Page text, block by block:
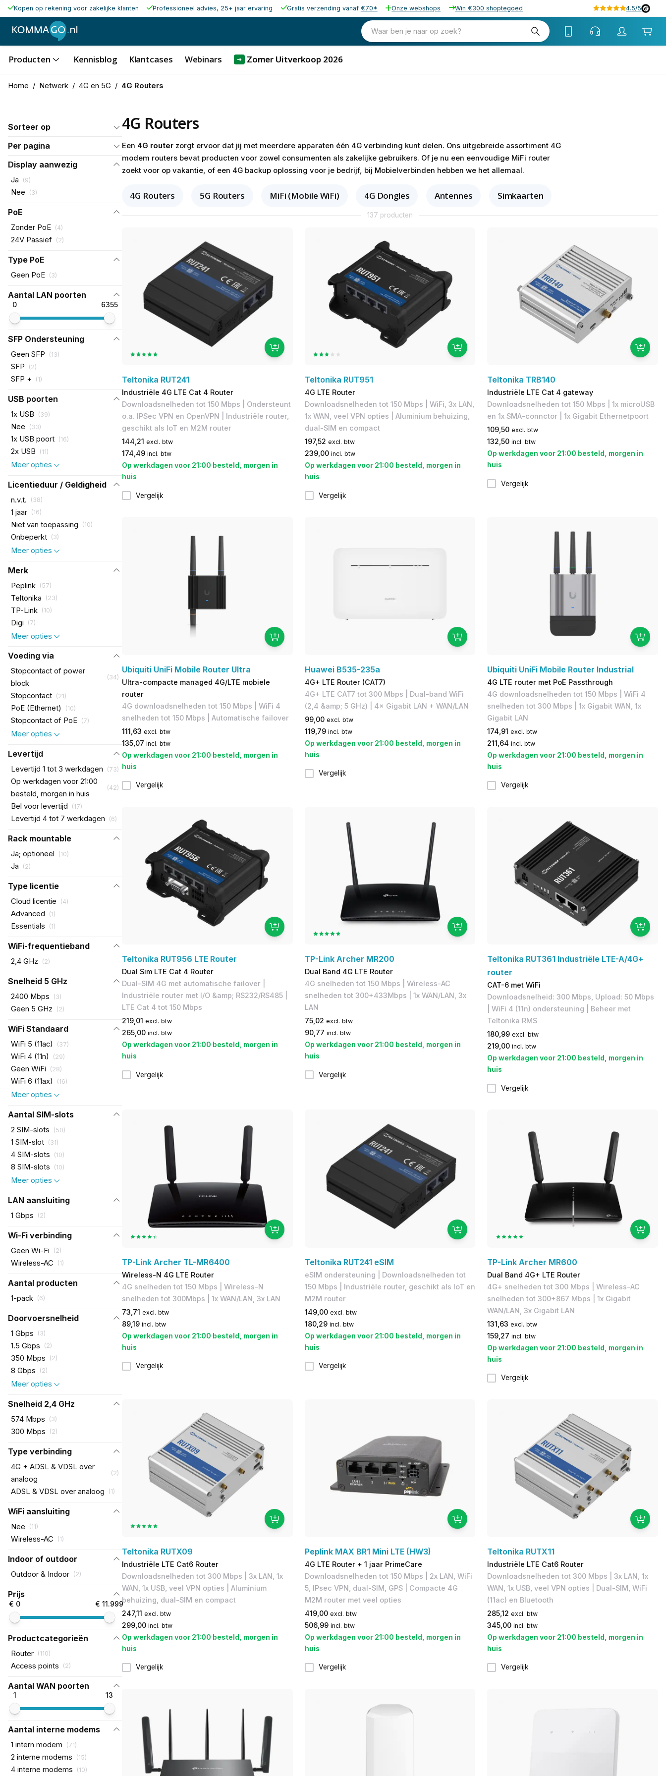
Kopen op rekening voor zakelijke klanten Professioneel advies, 25+ jaar ervaring Gratis verzending vanaf €70* Onze webshops Win €300 shoptegoed 4.5/5
Waar ben je naar op zoek?
Producten Kennisblog Klantcases Webinars ➜ Zomer Uitverkoop 2026
Home / Netwerk / 4G en 5G / 4G Routers
Sorteer op
Per pagina
Display aanwezig
Ja (9)
Nee (3)
PoE
Zonder PoE (4)
24V Passief (2)
Type PoE
Geen PoE (3)
Aantal LAN poorten
0 6355
SFP Ondersteuning
Geen SFP (13)
SFP (2)
SFP + (1)
USB poorten
1x USB (39)
Nee (33)
1x USB poort (16)
2x USB (11)
Meer opties
Licentieduur / Geldigheid
n.v.t. (38)
1 jaar (16)
Niet van toepassing (10)
Onbeperkt (3)
Meer opties
Merk
Peplink (57)
Teltonika (23)
TP-Link (10)
Digi (7)
Meer opties
Voeding via
Stopcontact of power
block
(34)
Stopcontact (21)
PoE (Ethernet) (10)
Stopcontact of PoE (7)
Meer opties
Levertijd
Levertijd 1 tot 3 werkdagen (73)
Op werkdagen voor 21:00
besteld, morgen in huis
(42)
Bel voor levertijd (17)
Levertijd 4 tot 7 werkdagen (6)
Rack mountable
Ja; optioneel (10)
Ja (2)
Type licentie
Cloud licentie (4)
Advanced (1)
Essentials (1)
WiFi-frequentieband
2,4 GHz (2)
Snelheid 5 GHz
2400 Mbps (3)
Geen 5 GHz (2)
WiFi Standaard
WiFi 5 (11ac) (37)
WiFi 4 (11n) (29)
Geen WiFi (28)
WiFi 6 (11ax) (16)
Meer opties
Aantal SIM-slots
2 SIM-slots (50)
1 SIM-slot (31)
4 SIM-slots (10)
8 SIM-slots (10)
Meer opties
LAN aansluiting
1 Gbps (2)
Wi-Fi verbinding
Geen Wi-Fi (2)
Wireless-AC (1)
Aantal producten
1-pack (6)
Doorvoersnelheid
1 Gbps (3)
1.5 Gbps (2)
350 Mbps (2)
8 Gbps (2)
Meer opties
Snelheid 2,4 GHz
574 Mbps (3)
300 Mbps (2)
Type verbinding
4G + ADSL & VDSL over
analoog
(2)
ADSL & VDSL over analoog (1)
WiFi aansluiting
Nee (11)
Wireless-AC (1)
Indoor of outdoor
Outdoor & Indoor (2)
Prijs
€ 0 € 11.999
Productcategorieën
Router (110)
Access points (2)
Aantal WAN poorten
1 13
Aantal interne modems
1 intern modem (71)
2 interne modems (15)
4 interne modems (10)
4G Routers
Een 4G routerzorgt ervoor dat jij met meerdere apparaten één 4G verbinding kunt delen. Ons uitgebreide assortiment 4G
modem routers bevat producten voor zowel consumenten als zakelijke gebruikers. Of je nu een eenvoudige MiFi router
zoekt voor op vakantie, of een 4G backup oplossing voor je bedrijf, bij Mobielverbinden hebben we het allemaal.
4G Routers 5G Routers MiFi (Mobile WiFi) 4G Dongles Antennes Simkaarten
137 producten
Teltonika RUT241
Industriële 4G LTE Cat 4 Router
Downloadsnelheden tot 150 Mbps | Ondersteunt
o.a. IPSec VPN en OpenVPN | Industriële router,
geschikt als IoT en M2M router
144,21 excl. btw
174,49 incl. btw
Op werkdagen voor 21:00 besteld, morgen in
huis
Vergelijk
Teltonika RUT951
4G LTE Router
Downloadsnelheden tot 150 Mbps​ | WiFi, 3x LAN,
1x WAN, veel VPN opties | Aluminium behuizing,
dual-SIM en compact
197,52 excl. btw
239,00 incl. btw
Op werkdagen voor 21:00 besteld, morgen in
huis
Vergelijk
Teltonika TRB140
Industriële LTE Cat 4 gateway
Downloadsnelheden tot 150 Mbps​ | 1x microUSB
en 1x SMA-connctor | 1x Gigabit Ethernetpoort
109,50 excl. btw
132,50 incl. btw
Op werkdagen voor 21:00 besteld, morgen in
huis
Vergelijk
Ubiquiti UniFi Mobile Router Ultra
Ultra-compacte managed 4G/LTE mobiele
router
4G downloadsnelheden tot 150 Mbps | WiFi 4
snelheden tot 150 Mbps | Automatische failover
111,63 excl. btw
135,07 incl. btw
Op werkdagen voor 21:00 besteld, morgen in
huis
Vergelijk
Huawei B535-235a
4G+ LTE Router (CAT7)
4G+ LTE CAT7 tot 300 Mbps | Dual-band WiFi
(2,4 &amp; 5 GHz) | 4× Gigabit LAN + WAN/LAN
99,00 excl. btw
119,79 incl. btw
Op werkdagen voor 21:00 besteld, morgen in
huis
Vergelijk
Ubiquiti UniFi Mobile Router Industrial
4G LTE router met PoE Passthrough
4G downloadsnelheden tot 150 Mbps​ | WiFi 4
snelheden tot 300 Mbps | 1x Gigabit WAN, 1x
Gigabit LAN​
174,91 excl. btw
211,64 incl. btw
Op werkdagen voor 21:00 besteld, morgen in
huis
Vergelijk
Teltonika RUT956 LTE Router
Dual Sim LTE Cat 4 Router
Dual-SIM 4G met automatische failover |
Industriële router met I/O &amp; RS232/RS485 |
LTE Cat 4 tot 150 Mbps
219,01 excl. btw
265,00 incl. btw
Op werkdagen voor 21:00 besteld, morgen in
huis
Vergelijk
TP-Link Archer MR200
Dual Band 4G LTE Router
4G snelheden tot 150 Mbps​ | Wireless-AC
snelheden tot 300+433Mbps | 1x WAN/LAN, 3x
LAN
75,02 excl. btw
90,77 incl. btw
Op werkdagen voor 21:00 besteld, morgen in
huis
Vergelijk
Teltonika RUT361 Industriële LTE-A/4G+
router
CAT-6 met WiFi
Downloadsnelheid: 300 Mbps, Upload: 50 Mbps
| WiFi 4 (11n) ondersteuning | Beheer met
Teltonika RMS
180,99 excl. btw
219,00 incl. btw
Op werkdagen voor 21:00 besteld, morgen in
huis
Vergelijk
TP-Link Archer TL-MR6400
Wireless-N 4G LTE Router
4G snelheden tot 150 Mbps​ | Wireless-N
snelheden tot 300Mbps | 1x WAN/LAN, 3x LAN
73,71 excl. btw
89,19 incl. btw
Op werkdagen voor 21:00 besteld, morgen in
huis
Vergelijk
Teltonika RUT241 eSIM
eSIM ondersteuning | Downloadsnelheden tot
150 Mbps | Industriële router, geschikt als IoT en
M2M router
149,00 excl. btw
180,29 incl. btw
Op werkdagen voor 21:00 besteld, morgen in
huis
Vergelijk
TP-Link Archer MR600
Dual Band 4G+ LTE Router
4G+ snelheden tot 300 Mbps​ | Wireless-AC
snelheden tot 300+867 Mbps | 1x Gigabit
WAN/LAN, 3x Gigabit LAN​
131,63 excl. btw
159,27 incl. btw
Op werkdagen voor 21:00 besteld, morgen in
huis
Vergelijk
Teltonika RUTX09
Industriële LTE Cat6 Router
Downloadsnelheden tot 300 Mbps | 3x LAN, 1x
WAN, 1x USB, veel VPN opties | Aluminium
behuizing, dual-SIM en compact
247,11 excl. btw
299,00 incl. btw
Op werkdagen voor 21:00 besteld, morgen in
huis
Vergelijk
Peplink MAX BR1 Mini LTE (HW3)
4G LTE Router + 1 jaar PrimeCare
Downloadsnelheden tot 150 Mbps​ | 2x LAN, WiFi
5, IPsec VPN, dual-SIM, GPS | Compacte 4G
M2M router met veel opties​
419,00 excl. btw
506,99 incl. btw
Op werkdagen voor 21:00 besteld, morgen in
huis
Vergelijk
Teltonika RUTX11
Industriële LTE Cat6 Router
Downloadsnelheden tot 300 Mbps | 3x LAN, 1x
WAN, 1x USB, veel VPN opties | Dual-SIM, WiFi
(11ac) en Bluetooth
285,12 excl. btw
345,00 incl. btw
Op werkdagen voor 21:00 besteld, morgen in
huis
Vergelijk